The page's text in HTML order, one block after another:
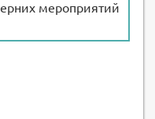
мероприятий